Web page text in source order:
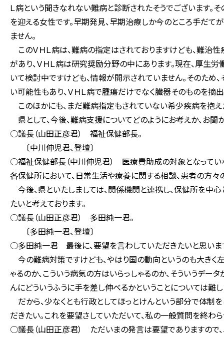
Ｌ病という聞きなれない難病と診断されたそうでございます。
を迎える女性です。早期発見、早期治療しか今のところ手だて
ません。
このＶＨＬ病は、難病の指定はされておりますけども、難
があり、ＶＨＬ病は研究奨励分野の中にあります。現在、厚生
いて検討中ですけども、情報が開示されていません。そのため
い可能性もあり、ＶＨＬ病で腫瘍だけでなく臓器そのものを摘
このほかにも、まだ難病指定もされていない希少疾病を抱え
県として、今後、難病支援についてどのようにお考えか、お聞
○議長（山田正彦君） 福祉保健部長。
〔中川伸児君、登壇〕
○福祉保健部長（中川伸児君） 医療費助成の対象となってい
各保健所において、日常生活や療養に関する相談、患者の方々
今後、県といたしましては、関係機関と連携し、保健所を中
たいと考えております。
○議長（山田正彦君） 多田純一君。
〔多田純一君、登壇〕
○多田純一君 最後に、要望を言わしていただきたいと思いま
今の難病対策ですけども、やはり国の動向というのも大きく
ゃるのか、こういう病気の方はいらっしゃるのか、そういうデー
んにどういうふうに手を差し伸べるかということについては難し
だから、少なくとも行政としてほっとけんという部分で体制
だきたい。これを要望さしていただいて、私の一般質問を終わ
○議長（山田正彦君） ただいまの発言は要望でありますので